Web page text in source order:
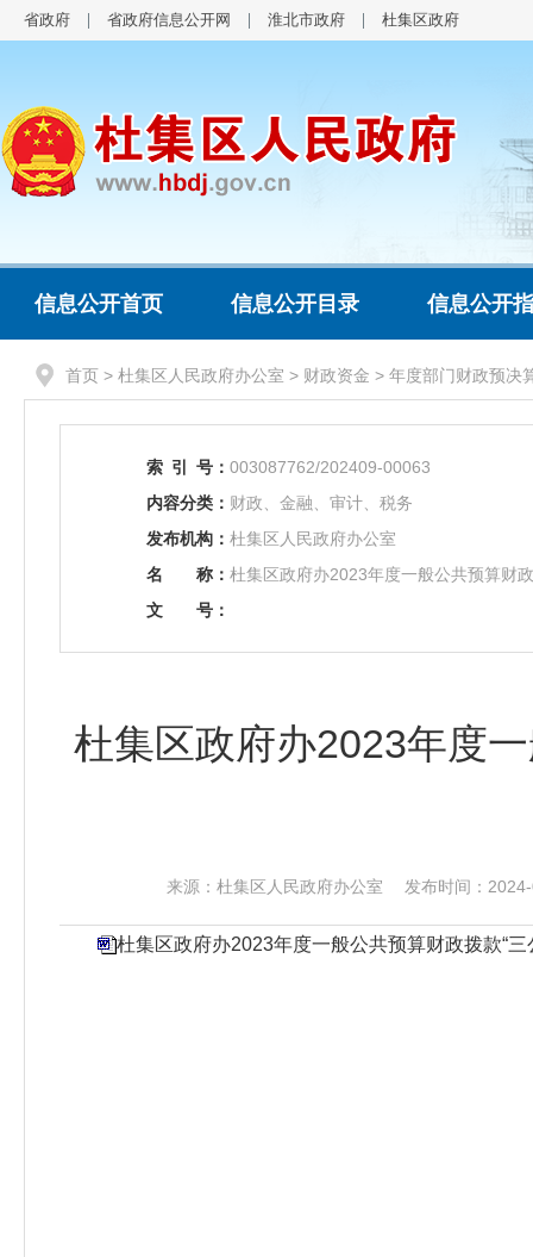
省政府 省政府信息公开网 淮北市政府 杜集区政府
信息公开首页 信息公开目录 信息公开
首页 > 杜集区人民政府办公室 > 财政资金 > 年度部门财政预决
索 引 号： 003087762/202409-00063
内容分类： 财政、金融、审计、税务
发布机构： 杜集区人民政府办公室
名
称： 杜集区政府办2023年度一般公共预算财
文
号：
杜集区政府办2023年度
来源：杜集区人民政府办公室 发布时间：
杜集区政府办2023年度一般公共预算财政拨款“